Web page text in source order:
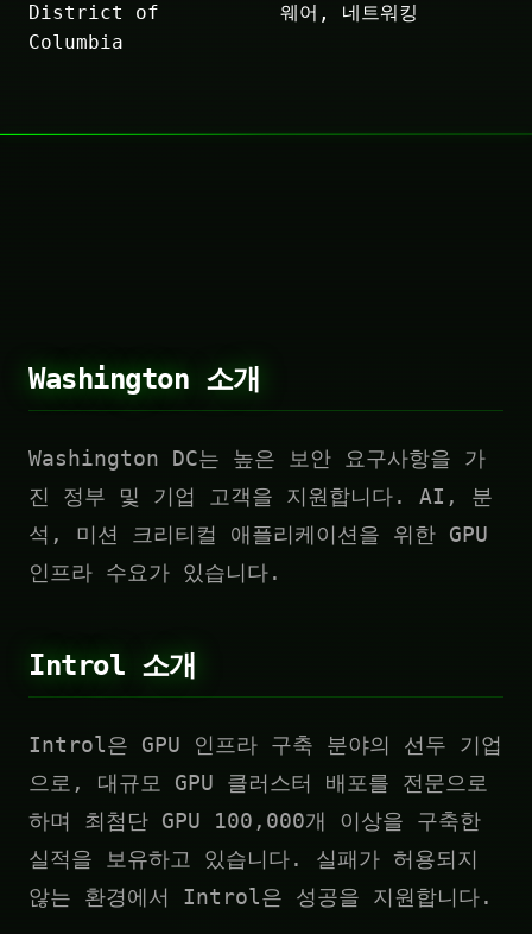
District of
Columbia
웨어, 네트워킹
Washington 소개
Washington DC는 높은 보안 요구사항을 가
진 정부 및 기업 고객을 지원합니다. AI, 분
석, 미션 크리티컬 애플리케이션을 위한 GPU
인프라 수요가 있습니다.
Introl 소개
Introl은 GPU 인프라 구축 분야의 선두 기업
으로, 대규모 GPU 클러스터 배포를 전문으로
하며 최첨단 GPU 100,000개 이상을 구축한
실적을 보유하고 있습니다. 실패가 허용되지
않는 환경에서 Introl은 성공을 지원합니다.